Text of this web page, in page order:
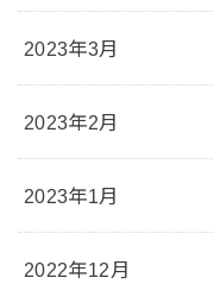
2023年3月
2023年2月
2023年1月
2022年12月